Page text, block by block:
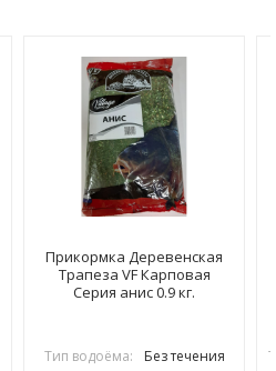
Прикормка Деревенская
Трапеза VF Карповая
Серия анис 0.9 кг.
Тип водоёма:
Без течения